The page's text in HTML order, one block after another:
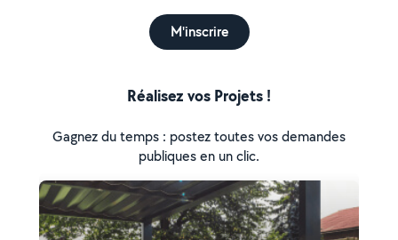
M'inscrire
Réalisez vos Projets !
Gagnez du temps : postez toutes vos demandes
publiques en un clic.